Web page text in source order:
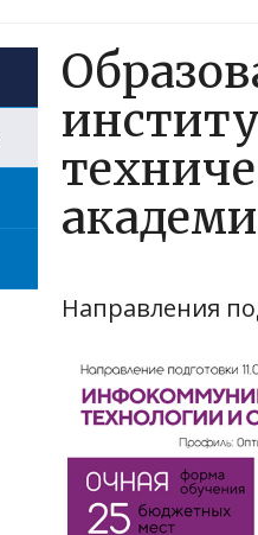
Направления